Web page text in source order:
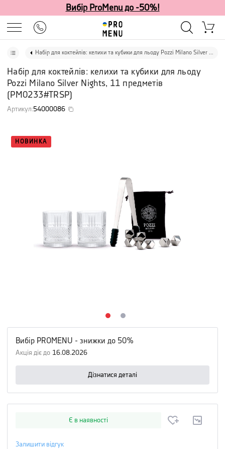
Вибір ProMenu до -50%!
Набір для коктейлів: келихи та кубики для льоду Pozzi Milano Silver Nights, 11 предметів
Набір для коктейлів: келихи та кубики для льоду
Pozzi Milano Silver Nights, 11 предметів
( PM0233#TRSP)
Артикул:54000086
НОВИНКА
Вибір PROMENU - знижки до 50%
Акція діє до 16.08.2026
Дізнатися деталі
Є в наявності
Залишити відгук